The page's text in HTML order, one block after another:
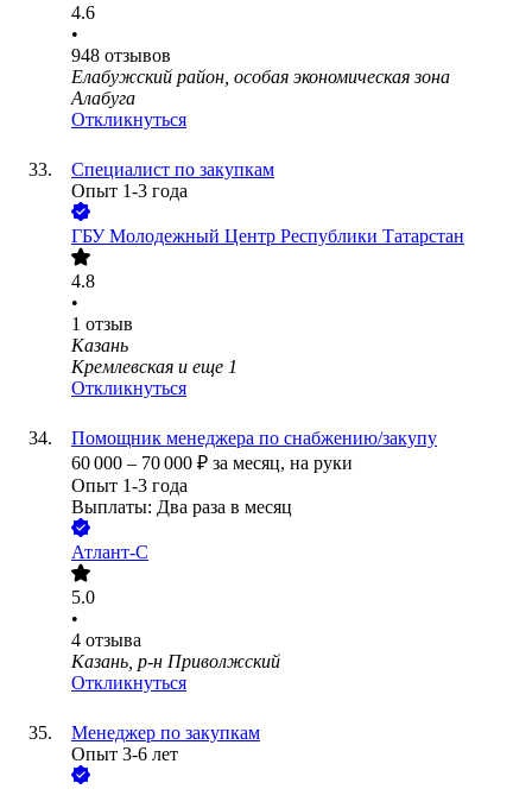
4.6
•
948 отзывов
Елабужский район, особая экономическая зона
Алабуга
Откликнуться
Специалист по закупкам
Опыт 1-3 года
ГБУ Молодежный Центр Республики Татарстан
4.8
•
1 отзыв
Казань
Кремлевская и еще 1
Откликнуться
Помощник менеджера по снабжению/закупу
60 000 – 70 000 ₽ за месяц, на руки
Опыт 1-3 года
Выплаты: Два раза в месяц
Атлант-С
5.0
•
4 отзыва
Казань, р-н Приволжский
Откликнуться
Менеджер по закупкам
Опыт 3-6 лет